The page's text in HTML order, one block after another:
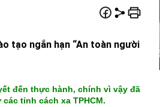
tạo ngắn hạn “An toàn người
đến thực hành, chính vì vậy đã
tỉnh cách xa TPHCM.